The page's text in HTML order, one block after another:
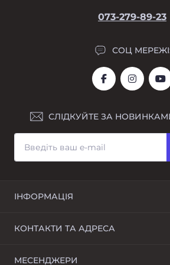
073-279-89-23
СОЦ
СЛІДКУЙТЕ ЗА
ІНФОРМАЦІЯ
Доставка та оплата
Гарантійний ремонт
КОНТАКТИ ТА АДРЕСА
Україна, м. Дніпро,
МЕСЕНДЖЕРИ